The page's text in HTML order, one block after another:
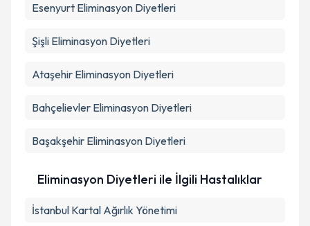
Esenyurt Eliminasyon Diyetleri
Şişli Eliminasyon Diyetleri
Ataşehir Eliminasyon Diyetleri
Bahçelievler Eliminasyon Diyetleri
Başakşehir Eliminasyon Diyetleri
Eliminasyon Diyetleri ile İlgili Hastalıklar
İstanbul Kartal Ağırlık Yönetimi